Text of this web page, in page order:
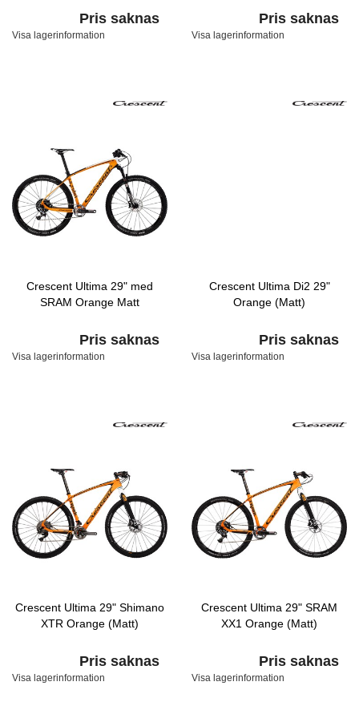
Pris saknas
Visa lagerinformation
Pris saknas
Visa lagerinformation
Crescent Ultima 29" med
SRAM Orange Matt
Pris saknas
Visa lagerinformation
Crescent Ultima Di2 29"
Orange (Matt)
Pris saknas
Visa lagerinformation
Crescent Ultima 29" Shimano
XTR Orange (Matt)
Pris saknas
Visa lagerinformation
Crescent Ultima 29" SRAM
XX1 Orange (Matt)
Pris saknas
Visa lagerinformation